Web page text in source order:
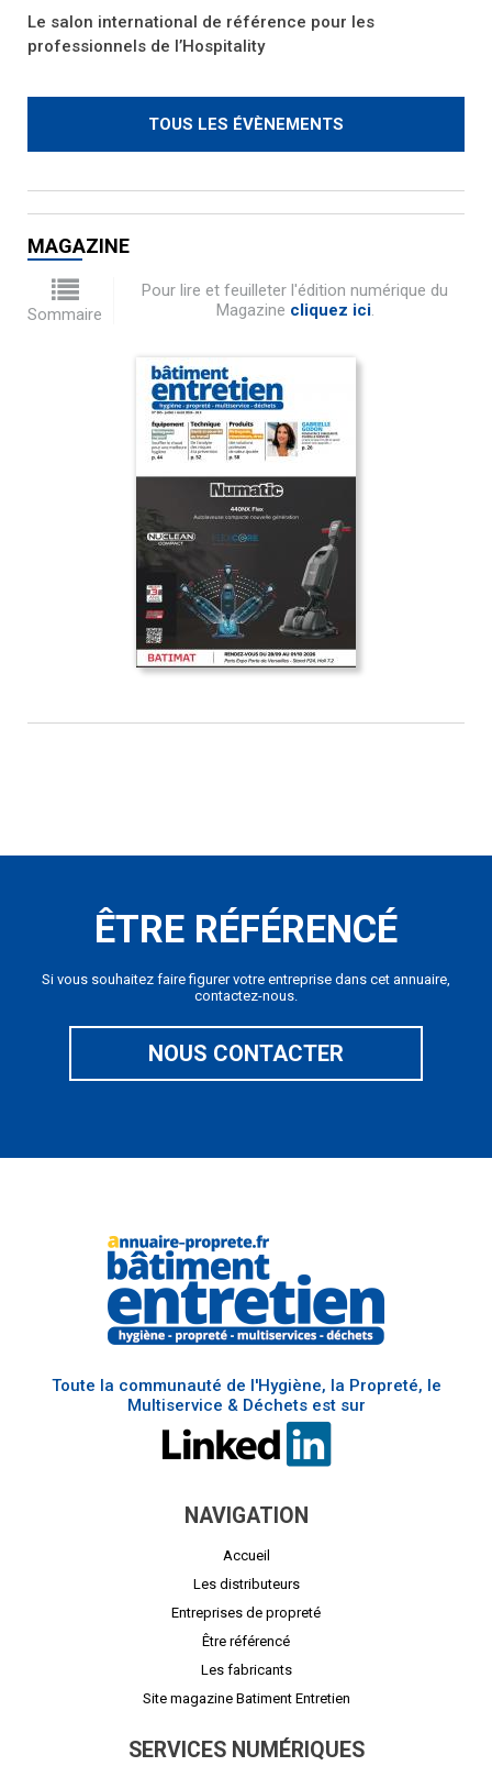
Le salon international de référence pour les
professionnels de l’Hospitality
TOUS LES ÉVÈNEMENTS
MAGAZINE
Sommaire
Pour lire et feuilleter l'édition numérique du
Magazine cliquez ici.
ÊTRE RÉFÉRENCÉ
Si vous souhaitez faire figurer votre entreprise dans cet annuaire,
contactez-nous.
NOUS CONTACTER
Toute la communauté de l'Hygiène, la Propreté, le
Multiservice & Déchets est sur
NAVIGATION
Accueil
Les distributeurs
Entreprises de propreté
Être référencé
Les fabricants
Site magazine Batiment Entretien
SERVICES NUMÉRIQUES